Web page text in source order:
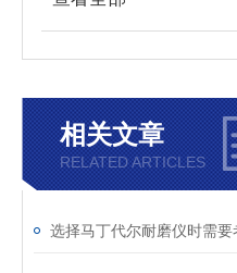
相关文章
RELATED ARTICLES